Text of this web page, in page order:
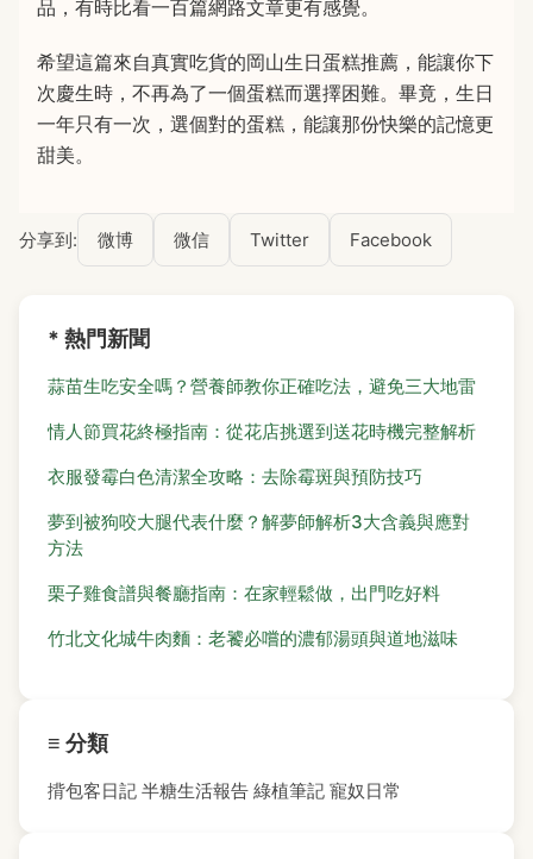
品，有時比看一百篇網路文章更有感覺。
希望這篇來自真實吃貨的岡山生日蛋糕推薦，能讓你下
次慶生時，不再為了一個蛋糕而選擇困難。畢竟，生日
一年只有一次，選個對的蛋糕，能讓那份快樂的記憶更
甜美。
分享到: 微博 微信 Twitter Facebook
* 熱門新聞
蒜苗生吃安全嗎？營養師教你正確吃法，避免三大地雷
情人節買花終極指南：從花店挑選到送花時機完整解析
衣服發霉白色清潔全攻略：去除霉斑與預防技巧
夢到被狗咬大腿代表什麼？解夢師解析3大含義與應對
方法
栗子雞食譜與餐廳指南：在家輕鬆做，出門吃好料
竹北文化城牛肉麵：老饕必嚐的濃郁湯頭與道地滋味
≡ 分類
揹包客日記 半糖生活報告 綠植筆記 寵奴日常